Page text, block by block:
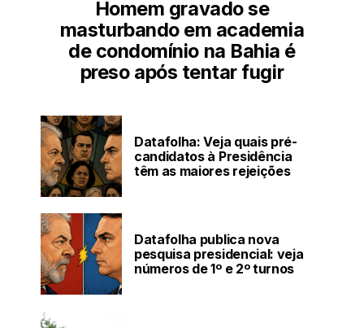
Homem gravado se
masturbando em academia
de condomínio na Bahia é
preso após tentar fugir
Datafolha: Veja quais pré-
candidatos à Presidência
têm as maiores rejeições
Datafolha publica nova
pesquisa presidencial: veja
números de 1º e 2º turnos